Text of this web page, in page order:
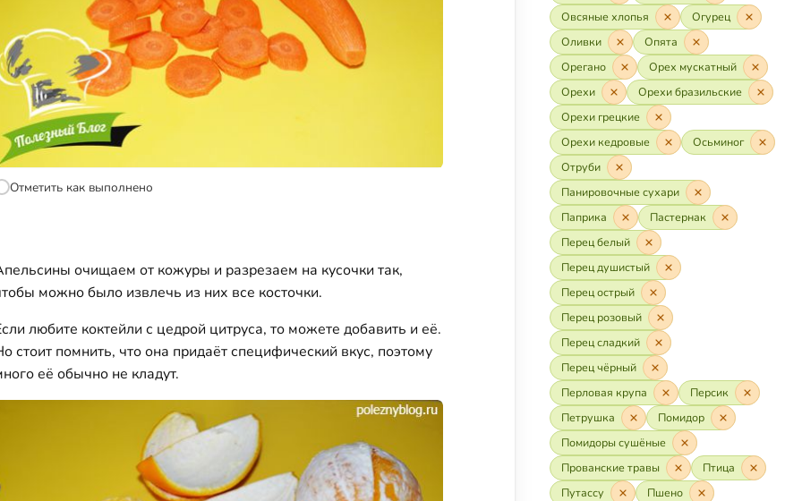
Отметить как выполнено
очищаем от кожуры и разрезаем на кусочки так,
можно было извлечь из них все косточки.
любите коктейли с цедрой цитруса, то можете добавить и её.
стоит помнить, что она придаёт специфический вкус, поэтому
её обычно не кладут.
Овсяные хлопья
Огурец
Оливки
Опята
Орегано
Орех мускатный
Орехи
Орехи бразильские
Орехи грецкие
Орехи кедровые
Осьминог
Отруби
Панировочные сухари
Паприка
Пастернак
Перец белый
Перец душистый
Перец острый
Перец розовый
Перец сладкий
Перец чёрный
Перловая крупа
Персик
Петрушка
Помидор
Помидоры сушёные
Прованские травы
Птица
Путассу
Пшено